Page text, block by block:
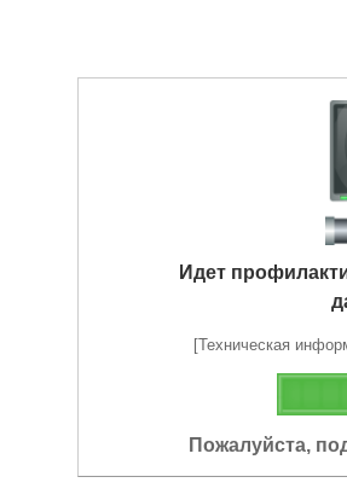
Идет
[Техническая
Пожалуйста,